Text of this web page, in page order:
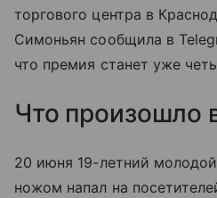
торгового центра в
Симоньян сообщила в
что премия станет уже
Что произошло
20 июня 19-летний
ножом напал на